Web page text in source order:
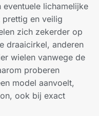
lichamelijke
prettig en veilig
zich zekerder op
draaicirkel, anderen
wielen vanwege de
proberen
model aanvoelt,
ook bij exact